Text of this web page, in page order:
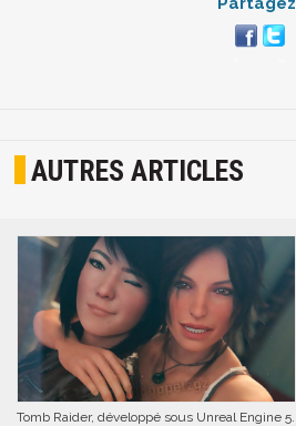
AUTRES ARTICLES
Tomb Raider, développé sous Unreal Engine 5.